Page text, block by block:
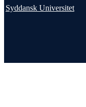
Syddansk Universitet